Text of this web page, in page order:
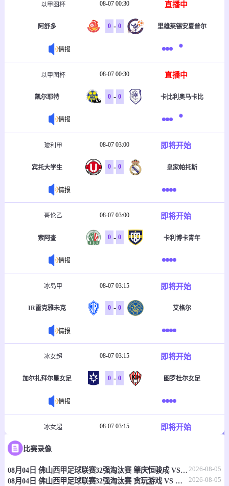
以甲图杯 08-07 00:30 直播中
阿舒多 0 - 0 里雄莱锡安夏普尔
情报
以甲图杯 08-07 00:30 直播中
凯尔耶特 0 - 0 卡比利奥马卡比
情报
玻利甲 08-07 03:00 即将开始
宾托大学生 0 - 0 皇家帕托斯
情报
哥伦乙 08-07 03:00 即将开始
索阿查 0 - 0 卡利博卡青年
情报
冰岛甲 08-07 03:15 即将开始
IR雷克雅未克 0 - 0 艾格尔
情报
冰女超 08-07 03:15 即将开始
加尔扎拜尔星女足 0 - 0 图罗杜尔女足
情报
冰女超 08-07 03:15 即将开始
瓦路尔女足
情报
比赛录像
08月04日 佛山西甲足球联赛32强淘汰赛 肇庆恒骏成 VS 三七互娱 全场录像 2026-08-05
08月04日 佛山西甲足球联赛32强淘汰赛 贪玩游戏 VS 美的薪火 全场录像 2026-08-05